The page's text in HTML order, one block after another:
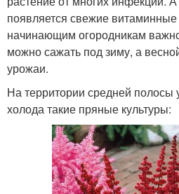
появляется свежие
начинающим огородникам
можно сажать под зиму, а
урожаи.
На территории средней полосы
холода такие пряные культуры: